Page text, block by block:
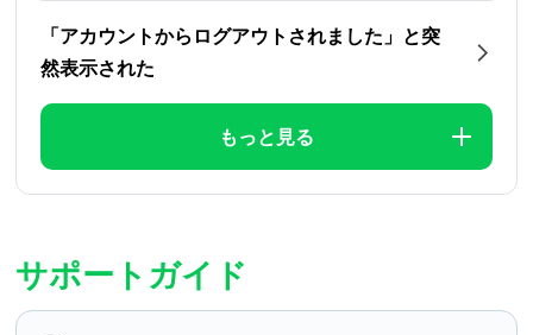
「アカウントからログアウトされました」と突
然表示された
もっと見る
サポートガイド